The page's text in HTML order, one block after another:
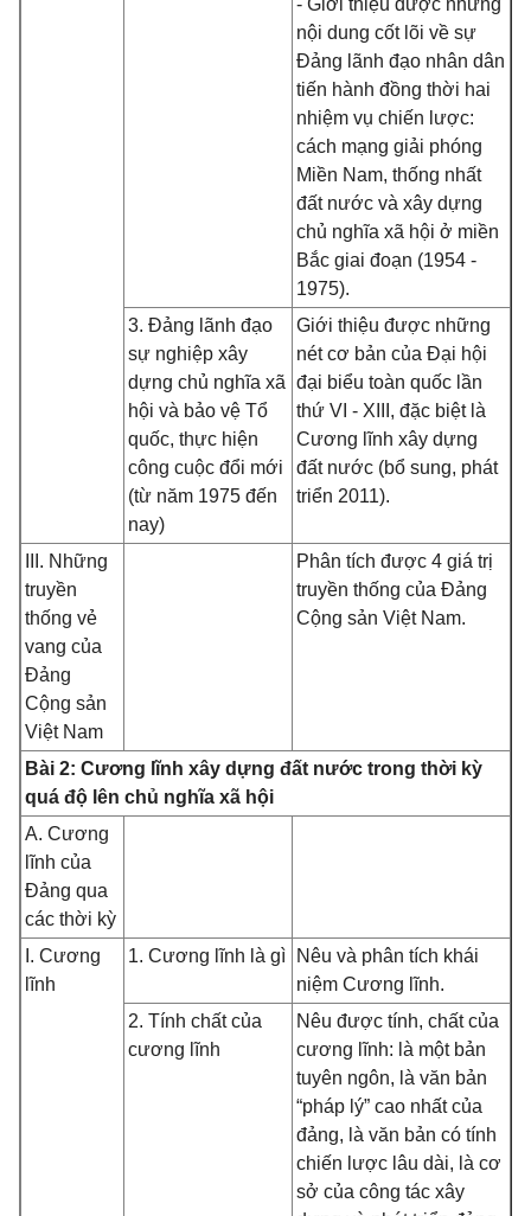
- Giới thiệu được những
nội dung cốt lõi về sự
Đảng lãnh đạo nhân dân
tiến hành đồng thời hai
nhiệm vụ chiến lược:
cách mạng giải phóng
Miền Nam, thống nhất
đất nước và xây dựng
chủ nghĩa xã hội ở miền
Bắc giai đoạn (1954 -
1975).
3. Đảng lãnh đạo
sự nghiệp xây
dựng chủ nghĩa xã
hội và bảo vệ Tổ
quốc, thực hiện
công cuộc đổi mới
(từ năm 1975 đến
nay)
Giới thiệu được những
nét cơ bản của Đại hội
đại biểu toàn quốc lần
thứ VI - XIII, đặc biệt là
Cương lĩnh xây dựng
đất nước (bổ sung, phát
triển 2011).
III. Những
truyền
thống vẻ
vang của
Đảng
Cộng sản
Việt Nam
Phân tích được 4 giá trị
truyền thống của Đảng
Cộng sản Việt Nam.
Bài 2: Cương lĩnh xây dựng đất nước trong thời kỳ
quá độ lên chủ nghĩa xã hội
A. Cương
lĩnh của
Đảng qua
các thời kỳ
I. Cương
lĩnh
1. Cương lĩnh là gì
Nêu và phân tích khái
niệm Cương lĩnh.
2. Tính chất của
cương lĩnh
Nêu được tính, chất của
cương lĩnh: là một bản
tuyên ngôn, là văn bản
“pháp lý” cao nhất của
đảng, là văn bản có tính
chiến lược lâu dài, là cơ
sở của công tác xây